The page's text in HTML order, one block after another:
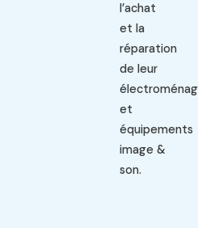
l’achat
et la
réparation
de leur
et
équipements
image &
son.